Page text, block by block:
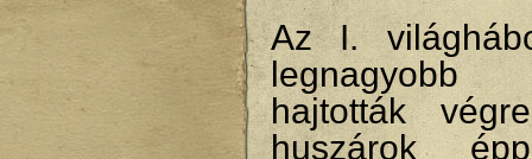
Az I.
legnagyobb
hajtották
huszárok